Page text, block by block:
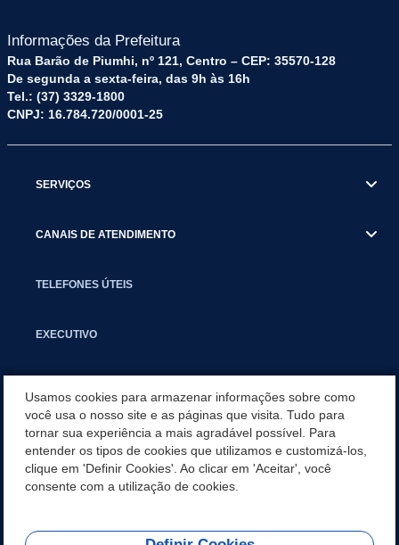
Informações da Prefeitura
Rua Barão de Piumhi, nº 121, Centro – CEP: 35570-128
De segunda a sexta-feira, das 9h às 16h
Tel.: (37) 3329-1800
CNPJ: 16.784.720/0001-25
SERVIÇOS
CANAIS DE ATENDIMENTO
TELEFONES ÚTEIS
EXECUTIVO
APLICATIVO
CONTROLE INTERNO
Usamos cookies para armazenar informações sobre como
você usa o nosso site e as páginas que visita. Tudo para
tornar sua experiência a mais agradável possível. Para
entender os tipos de cookies que utilizamos e customizá-los,
clique em 'Definir Cookies'. Ao clicar em 'Aceitar', você
consente com a utilização de cookies.